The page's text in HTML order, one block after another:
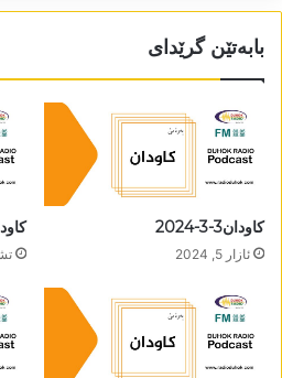
بابەتێن گرێدای
کاودان3-3-2024
ئازار 5, 2024
کاودان